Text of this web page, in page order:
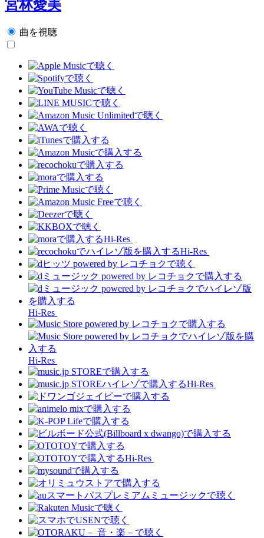
宮林愛美
曲を視聴
Hi-Res
Hi-Res
Hi-Res
Hi-Res
Hi-Res
Hi-Res